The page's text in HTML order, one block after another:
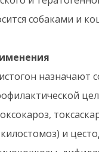
собаками и
назначают
и